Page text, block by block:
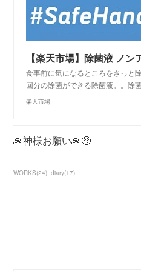
食事前に気になるところをさっと
回分の除菌ができる除菌液。。除
楽天市場
🙏神様お願い🙏🥺
WORKS(24) diary(17)